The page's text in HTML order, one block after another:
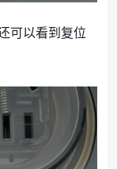
可以看到复位